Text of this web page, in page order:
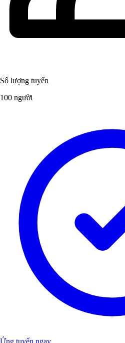
Số lượng tuyển
100 người
Ứng tuyển ngay